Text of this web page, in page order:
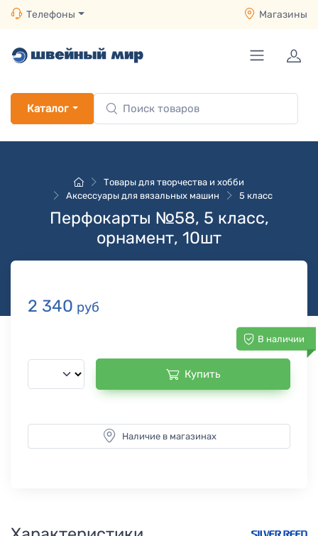
Телефоны Магазины
Каталог
Товары для творчества и хобби
Аксессуары для вязальных машин
5 класс
Перфокарты №58, 5 класс,
орнамент, 10шт
2 340 руб
В наличии
Купить
Наличие в магазинах